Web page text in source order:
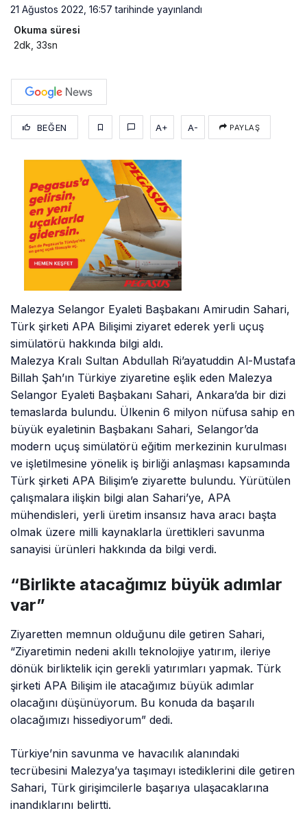
21 Ağustos 2022, 16:57 tarihinde yayınlandı
Okuma süresi
2dk, 33sn
BEĞEN A+ A- PAYLAŞ
Malezya Selangor Eyaleti Başbakanı Amirudin Sahari,
Türk şirketi APA Bilişimi ziyaret ederek yerli uçuş
simülatörü hakkında bilgi aldı.
Malezya Kralı Sultan Abdullah Ri’ayatuddin Al-Mustafa
Billah Şah’ın Türkiye ziyaretine eşlik eden Malezya
Selangor Eyaleti Başbakanı Sahari, Ankara’da bir dizi
temaslarda bulundu. Ülkenin 6 milyon nüfusa sahip en
büyük eyaletinin Başbakanı Sahari, Selangor’da
modern uçuş simülatörü eğitim merkezinin kurulması
ve işletilmesine yönelik iş birliği anlaşması kapsamında
Türk şirketi APA Bilişim’e ziyarette bulundu. Yürütülen
çalışmalara ilişkin bilgi alan Sahari’ye, APA
mühendisleri, yerli üretim insansız hava aracı başta
olmak üzere milli kaynaklarla ürettikleri savunma
sanayisi ürünleri hakkında da bilgi verdi.
“Birlikte atacağımız büyük adımlar
var”
Ziyaretten memnun olduğunu dile getiren Sahari,
“Ziyaretimin nedeni akıllı teknolojiye yatırım, ileriye
dönük birliktelik için gerekli yatırımları yapmak. Türk
şirketi APA Bilişim ile atacağımız büyük adımlar
olacağını düşünüyorum. Bu konuda da başarılı
olacağımızı hissediyorum” dedi.
Türkiye’nin savunma ve havacılık alanındaki
tecrübesini Malezya’ya taşımayı istediklerini dile getiren
Sahari, Türk girişimcilerle başarıya ulaşacaklarına
inandıklarını belirtti.